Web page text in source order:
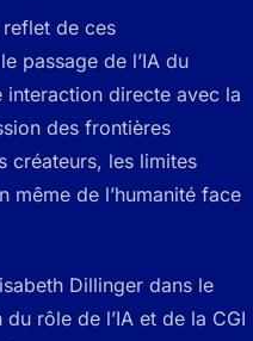
de ces
passage de l’IA du
interaction directe avec la
des frontières
créateurs, les limites
même de l’humanité face
Dillinger dans le
rôle de l’IA et de la CGI